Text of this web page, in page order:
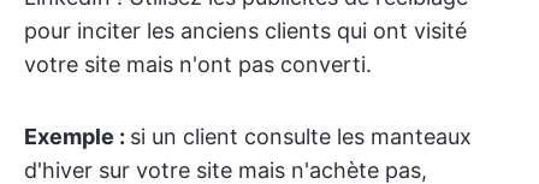
pour inciter les anciens clients qui ont visité
votre site mais n'ont pas converti.
Exemple : si un client consulte les manteaux
d'hiver sur votre site mais n'achète pas,